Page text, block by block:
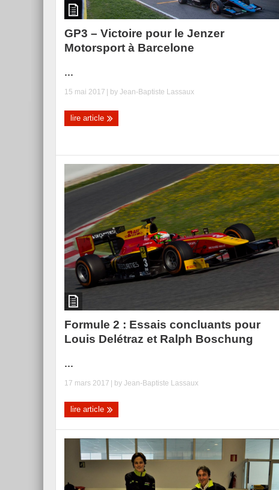
GP3 – Victoire pour le Jenzer
Motorsport à Barcelone
...
15 mai 2017 | by Jean-Baptiste Lassaux
lire article
Formule 2 : Essais concluants pour
Louis Delétraz et Ralph Boschung
...
17 mars 2017 | by Jean-Baptiste Lassaux
lire article
Essai – Morgan Supersport